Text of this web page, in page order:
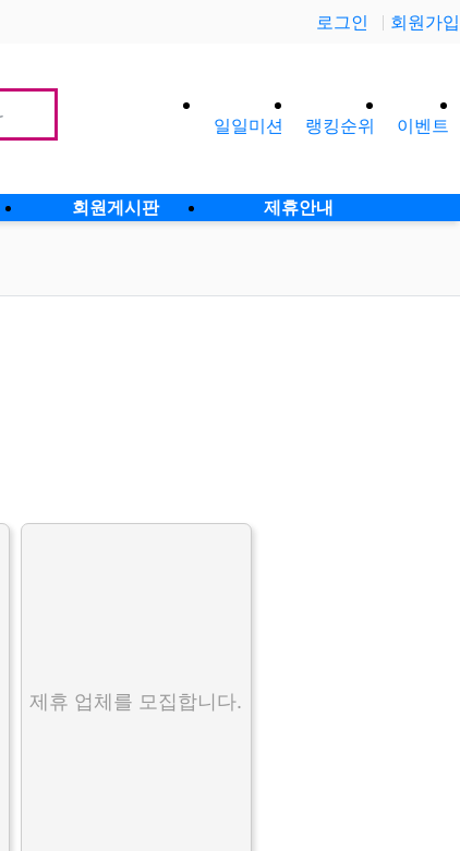
로그인 회원가입
일일미션 랭킹순위 이벤트
회원게시판 제휴안내
제휴 업체를 모집합니다.